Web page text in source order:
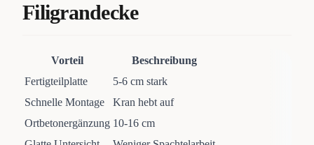
Filigrandecke
Vorteil
Beschreibung
Fertigteilplatte
5-6 cm stark
Schnelle Montage
Kran hebt auf
Ortbetonergänzung 10-16 cm